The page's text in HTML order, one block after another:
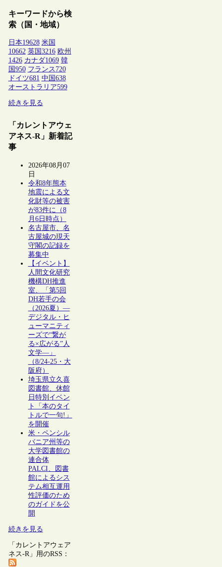
キーワードから検
索（国・地域）
日本19628 米国
10662 英国 3216 欧州
1426 カナダ1069 韓
国 950 フランス 720
ドイツ681 中国 638
オーストラリア599
続きを見る
「カレントアウェ
アネス-R」新着記
事
2026年08月07
日
令和8年熊本
地震による文
化財等の被害
が83件に（8
月6日時点）
名古屋市、名
古屋城の現天
守閣の記録を
募集中
【イベント】
人間文化研究
機構DH推進
室、「第5回
DH若手の会
（2026夏）―
デジタル・ヒ
ューマニティ
ーズで“繋が
る×広がる”人
文学―」
（8/24-25・大
阪府）
埼玉県立久喜
図書館、休館
日特別イベン
ト「本のタイ
トルで一句!」
を開催
米・ペンシル
バニア州等の
大学図書館の
連合体
PALCI、図書
館によるシス
テム相互運用
性評価のため
のガイドを公
開
続きを見る
「カレントアウェア
ネス-R」用のRSS：